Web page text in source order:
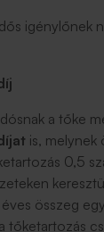
igénylőnek
a tőke
is, melynek
0,5
összeg
tőketartozás